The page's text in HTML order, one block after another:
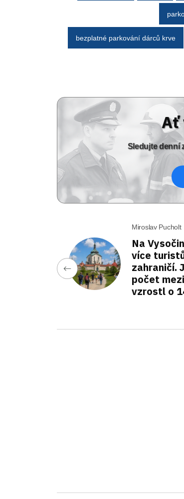
bezplatné parkování dárců krve
Ať
Sledujte denní
Miroslav Pucholt
Na
více
zahraničí.
počet
vzrostl o